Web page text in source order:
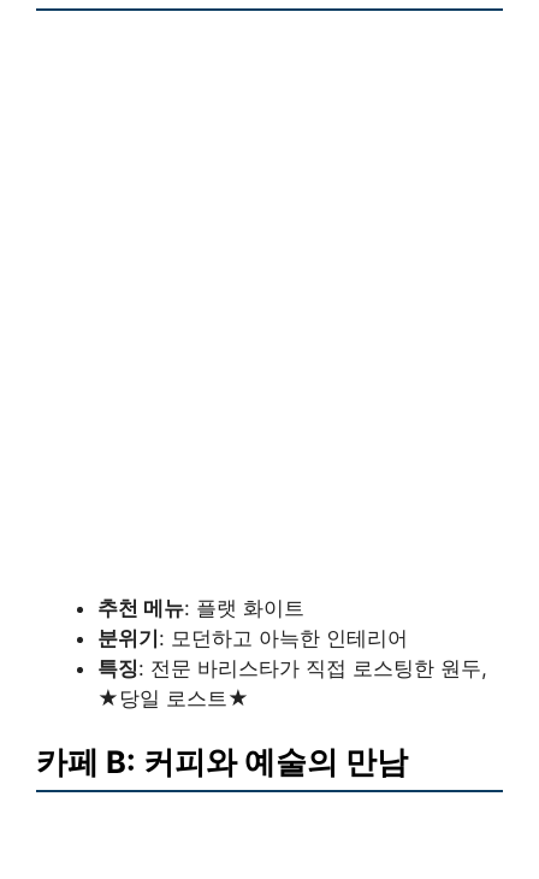
추천 메뉴: 플랫 화이트
분위기: 모던하고 아늑한 인테리어
특징: 전문 바리스타가 직접 로스팅한 원두,
★당일 로스트★
카페 B: 커피와 예술의 만남